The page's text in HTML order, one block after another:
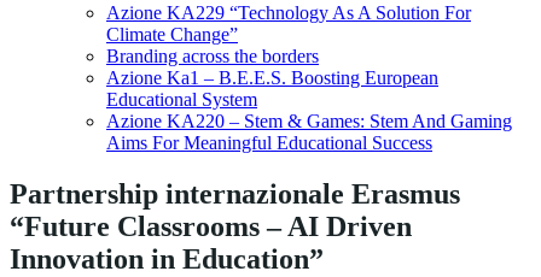
Azione KA229 “Technology As A Solution For
Climate Change”
Branding across the borders
Azione Ka1 – B.E.E.S. Boosting European
Educational System
Azione KA220 – Stem & Games: Stem And Gaming
Aims For Meaningful Educational Success
Partnership internazionale Erasmus
“Future Classrooms – AI Driven
Innovation in Education”